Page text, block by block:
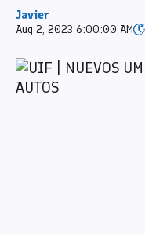
Javier
Aug 2, 2023 6:00:00 AM